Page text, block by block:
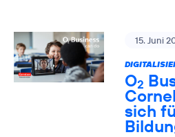
15. Juni
O2
sich